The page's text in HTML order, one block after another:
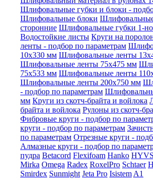
Шлифовальные губки и блоки -
Шлифовальные блоки
сторонние Шлифовальные губки 1-
Водостойкие листы Круги на
ленты - подбор по параметрам
10x330 мм Шлифовальные ленты
Шлифовальные ленты 75x475 мм
75x533 мм Шлифовальные ленты
Шлифовальные ленты 200x750 мм
- подбор по параметрам
мм Круги из скотч-брайта и войлока
брайта и войлока Рулоны из скотч-
Фибровые круги - подбор по
круги - подбор по параметрам
по параметрам Отрезные круги -
Алмазные круги - подбор по
пудра Betacord Flexifoam Hanko
Mirka Omega Radex RoxelPro Schtaer
Smirdex Sunmight Jeta Pro Isistem A1